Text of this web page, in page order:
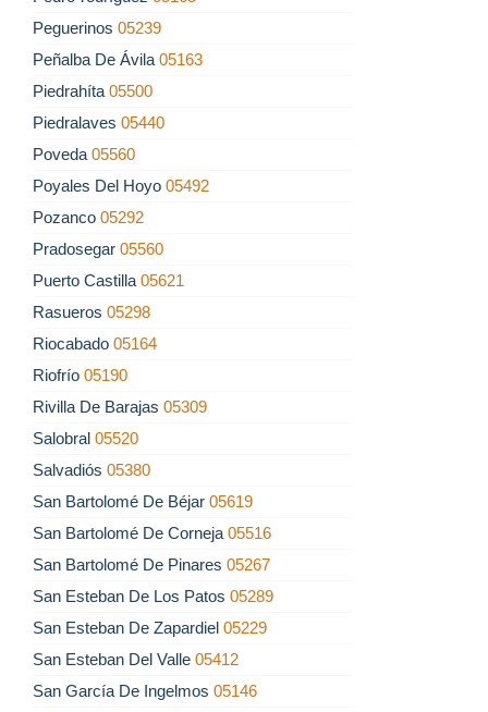
Peguerinos 05239
Peñalba De Ávila 05163
Piedrahíta 05500
Piedralaves 05440
Poveda 05560
Poyales Del Hoyo 05492
Pozanco 05292
Pradosegar 05560
Puerto Castilla 05621
Rasueros 05298
Riocabado 05164
Riofrío 05190
Rivilla De Barajas 05309
Salobral 05520
Salvadiós 05380
San Bartolomé De Béjar 05619
San Bartolomé De Corneja 05516
San Bartolomé De Pinares 05267
San Esteban De Los Patos 05289
San Esteban De Zapardiel 05229
San Esteban Del Valle 05412
San García De Ingelmos 05146